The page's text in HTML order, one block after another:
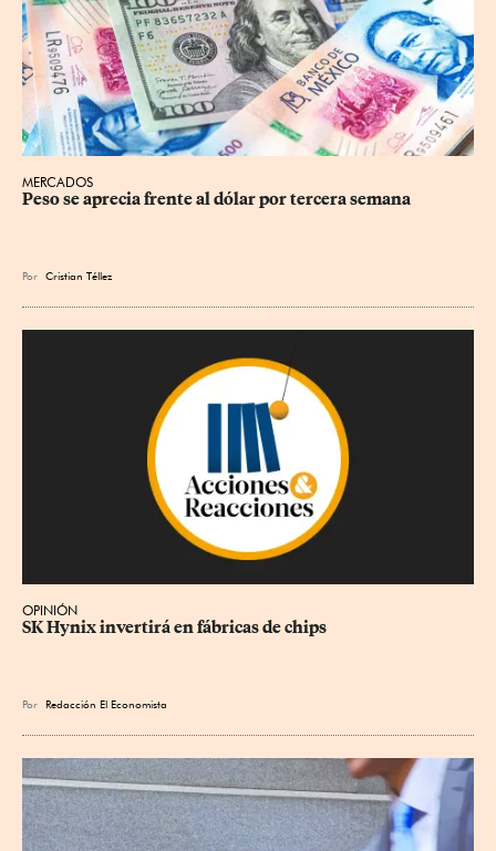
MERCADOS
Peso se aprecia frente al dólar por tercera semana
Por Cristian Téllez
OPINIÓN
SK Hynix invertirá en fábricas de chips
Por Redacción El Economista